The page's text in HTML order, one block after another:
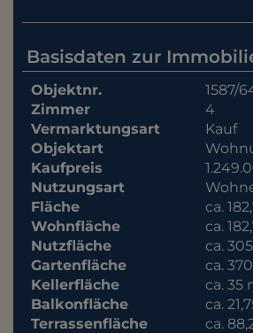
Basisdaten zur
Objektnr.
1587/
Zimmer
4
Vermarktungsart
Kauf
Objektart
Kaufpreis
Nutzungsart
Fläche
ca.
Wohnfläche ca.
Nutzfläche ca.
Gartenfläche ca.
Kellerfläche ca. 35
Balkonfläche ca.
Terrassenfläche ca.